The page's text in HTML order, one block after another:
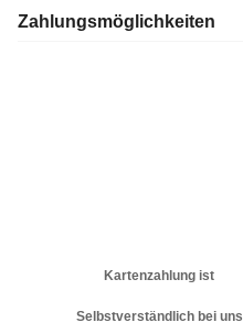
Zahlungsmöglichkeiten
Kartenzahlung ist
Selbstverständlich bei uns